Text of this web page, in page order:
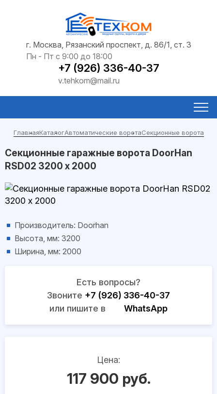
г. Москва, Рязанский проспект, д. 86/1, ст. 3
Пн - Пт с 9:00 до 18:00
+7 (926) 336-40-37
v.tehkom@mail.ru
ГлавнаяКаталогАвтоматические воротаСекционные ворота
Секционные гаражные ворота DoorHan
RSD02 3200 х 2000
Производитель: Doorhan
Высота, мм: 3200
Ширина, мм: 2000
Есть вопросы?
Звоните +7 (926) 336-40-37
или пишите в
WhatsApp
Цена:
117 900 руб.